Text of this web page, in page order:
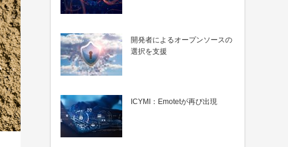
開発者によるオープンソースの
選択を支援
ICYMI：Emotetが再び出現